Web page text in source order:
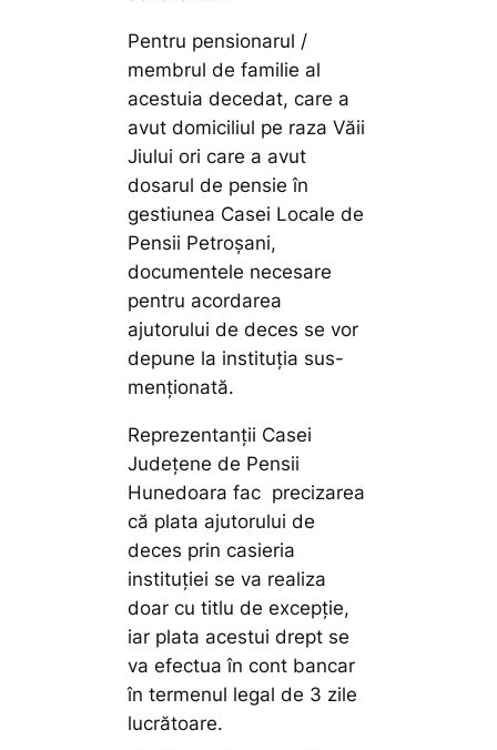
Pentru pensionarul /
membrul de familie al
acestuia decedat, care a
avut domiciliul pe raza Văii
Jiului ori care a avut
dosarul de pensie în
gestiunea Casei Locale de
Pensii Petroșani,
documentele necesare
pentru acordarea
ajutorului de deces se vor
depune la instituția sus-
menționată.
Reprezentanții Casei
Județene de Pensii
Hunedoara fac precizarea
că plata ajutorului de
deces prin casieria
instituției se va realiza
doar cu titlu de excepție,
iar plata acestui drept se
va efectua în cont bancar
în termenul legal de 3 zile
lucrătoare.